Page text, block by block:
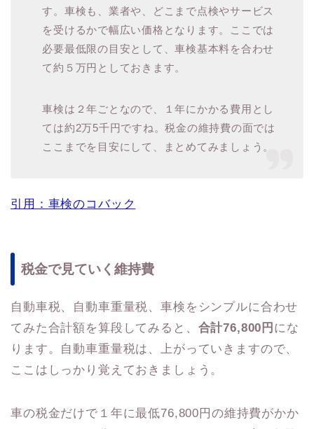
す。車検も、業者や、どこまで点検やサービス
を受けるかで幅広い価格となります。ここでは
必要最低限の目安として、車検基本料を合わせ
て約５万円としておきます。
車検は２年ごとなので、１年にかかる費用とし
ては約2万5千円ですね。税金の維持費の面では
ここまでを目安にして、まとめてみましょう。
引用：車検のコバック
税金で見ていく維持費
自動車税、自動車重量税、車検をシンプルに合わせ
てみた合計額を算段してみると、 合計76,800円 にな
ります。自動車重量税は、上がっていきますので、
ここはしっかり覚えておきましょう。
車の税金だけで１年に最低76,800円の維持費がかか